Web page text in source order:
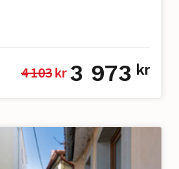
4 103 kr 3 973 kr